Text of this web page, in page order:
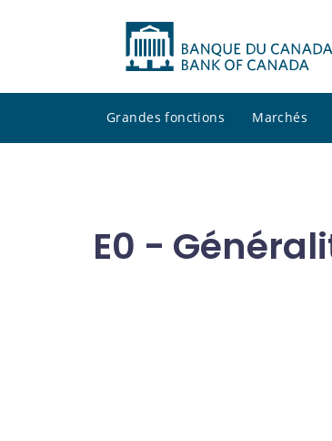
Grandes fonctions Marchés
E0 -